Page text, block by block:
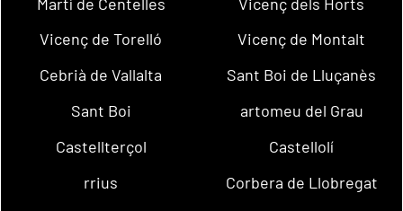
Vicenç de Torelló
Vicenç de Montalt
Cebrià de Vallalta
Sant Boi de Lluçanès
Sant Boi
artomeu del Grau
Castellterçol
Castellolí
rrius
Corbera de Llobregat